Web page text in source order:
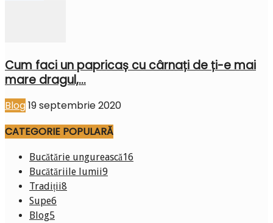
Cum faci un papricaș cu cârnați de ți-e mai
mare dragul,...
Blog19 septembrie 2020
CATEGORIE POPULARĂ
Bucătărie ungurească16
Bucătăriile lumii9
Tradiții8
Supe6
Blog5